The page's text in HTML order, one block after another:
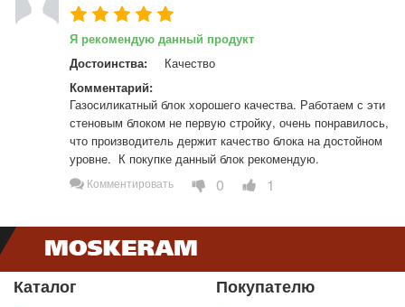
Я рекомендую данный продукт
Достоинства:
Качество
Комментарий:
Газосиликатный блок хорошего качества. Работаем с эти
стеновым блоком не первую стройку, очень понравилось,
что производитель держит качество блока на достойном
уровне.  К покупке данный блок рекомендую.
Комментировать 0 1
Каталог Покупателю